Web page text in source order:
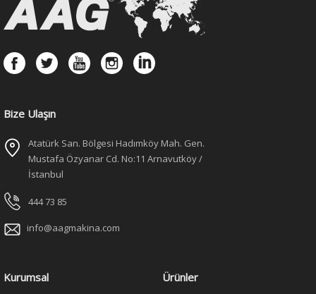
Bize Ulaşın
Atatürk San. Bölgesi Hadımköy Mah. Gen.
Mustafa Özyanar Cd. No:11 Arnavutköy /
İstanbul
444 73 85
info@aagmakina.com
Kurumsal Ürünler